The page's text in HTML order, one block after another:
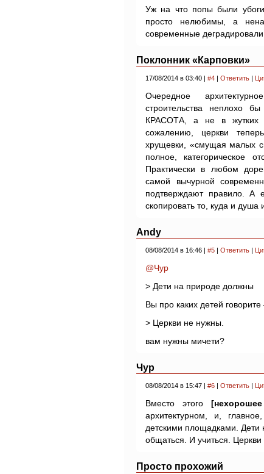
Уж на что попы были
просто нелюбимы, а
современные
Поклонник «Карповки»
17/08/2014 в 03:40 | #4 | Ответить |
Очередное
строительства неплохо
КРАСОТА, а не в жутких
сожалению, церкви
хрущевки, «смущая малых
полное, категорическое
Практически в любом
самой вычурной
подтверждают правило.
скопировать то, куда и
Andy
08/08/2014 в 16:46 | #5 | Ответить |
@Чур
> Дети на природе должны
Вы про каких детей
> Церкви не нужны.
вам нужны мичети?
Чур
08/08/2014 в 15:47 | #6 | Ответить |
Вместо этого
архитектурном, и,
детскими площадками. Дети
общаться. И учиться. Церкви
Просто прохожий